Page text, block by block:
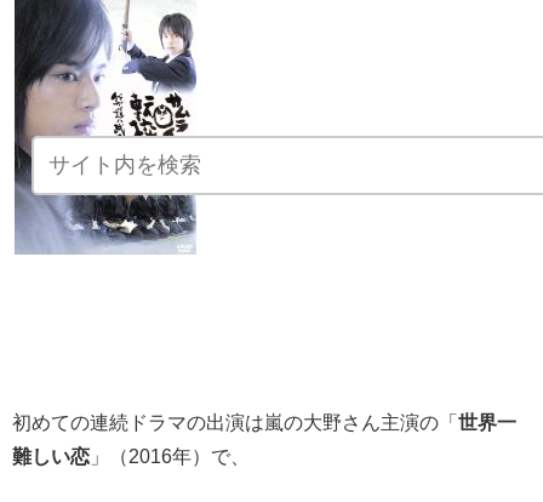
初めての連続ドラマの出演は嵐の大野さん主演の「 世界一
難しい恋 」（2016年）で、